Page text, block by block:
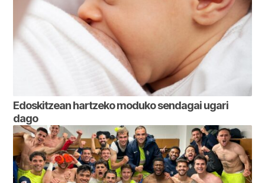
Edoskitzean hartzeko moduko sendagai ugari
dago